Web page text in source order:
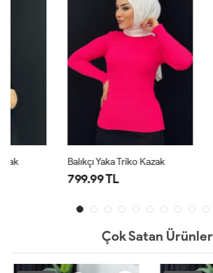
Balıkçı Yaka Triko Kazak
799.99 TL
Balıkçı
799.99
Çok Satan Ürünler